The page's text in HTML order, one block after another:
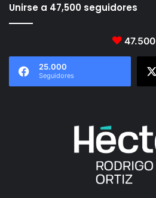
Unirse a 47,500 seguidores
47.500
25.000
Seguidores